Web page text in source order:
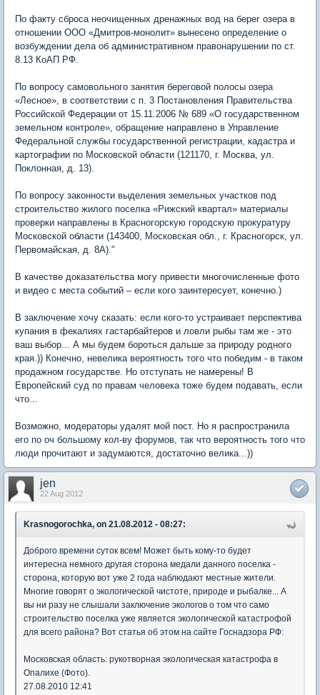
По факту сброса неочищенных дренажных вод на берег озера в
отношении ООО «Дмитров-монолит» вынесено определение о
возбуждении дела об административном правонарушении по ст.
8.13 КоАП РФ.
По вопросу самовольного занятия береговой полосы озера
«Лесное», в соответствии с п. 3 Постановления Правительства
Российской Федерации от 15.11.2006 № 689 «О государственном
земельном контроле», обращение направлено в Управление
Федеральной службы государственной регистрации, кадастра и
картографии по Московской области (121170, г. Москва, ул.
Поклонная, д. 13).
По вопросу законности выделения земельных участков под
строительство жилого поселка «Рижский квартал» материалы
проверки направлены в Красногорскую городскую прокуратуру
Московской области (143400, Московская обл., г. Красногорск, ул.
Первомайская, д. 8А)."
В качестве доказательства могу привести многочисленные фото
и видео с места событий – если кого заинтересует, конечно.)
В заключение хочу сказать: если кого-то устраивает перспектива
купания в фекалиях гастарбайтеров и ловли рыбы там же - это
ваш выбор... А мы будем бороться дальше за природу родного
края.)) Конечно, невелика вероятность того что победим - в таком
продажном государстве. Но отступать не намерены! В
Европейский суд по правам человека тоже будем подавать, если
что...
Возможно, модераторы удалят мой пост. Но я распространила
его по оч большому кол-ву форумов, так что вероятность того что
люди прочитают и задумаются, достаточно велика...))
jen
22 Aug 2012
Krasnogorochka, on 21.08.2012 - 08:27:
Доброго времени суток всем! Может быть кому-то будет
интересна немного другая сторона медали данного поселка -
сторона, которую вот уже 2 года наблюдают местные жители.
Многие говорят о экологической чистоте, природе и рыбалке... А
вы ни разу не слышали заключение экологов о том что само
строительство поселка уже является экологической катастрофой
для всего района? Вот статья об этом на сайте Госнадзора РФ:
Московская область: рукотворная экологическая катастрофа в
Опалихе (Фото).
27.08.2010 12:41